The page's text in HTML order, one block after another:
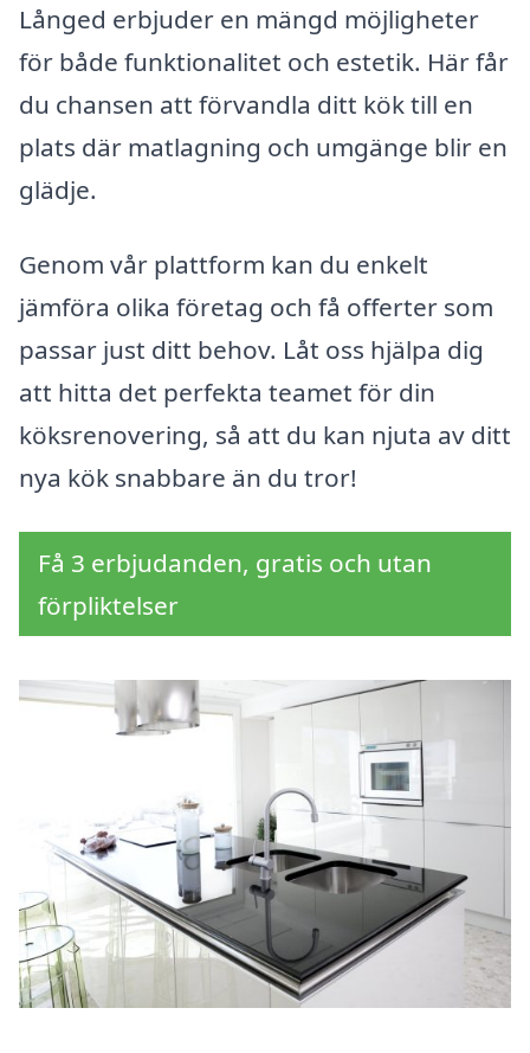
Långed erbjuder en mängd möjligheter
för både funktionalitet och estetik. Här får
du chansen att förvandla ditt kök till en
plats där matlagning och umgänge blir en
glädje.
Genom vår plattform kan du enkelt
jämföra olika företag och få offerter som
passar just ditt behov. Låt oss hjälpa dig
att hitta det perfekta teamet för din
köksrenovering, så att du kan njuta av ditt
nya kök snabbare än du tror!
Få 3 erbjudanden, gratis och utan
förpliktelser